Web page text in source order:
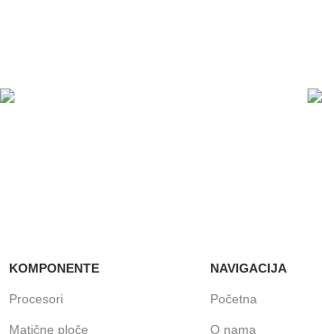
KOMPONENTE
Procesori
Matične ploče
NAVIGACIJA
Početna
O nama